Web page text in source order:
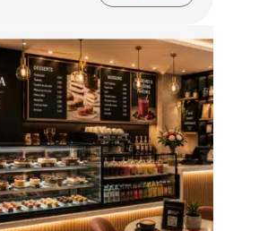
du : 25 fev. 2019
à la charge du
: un montant forfaitaire de 7 500HT€